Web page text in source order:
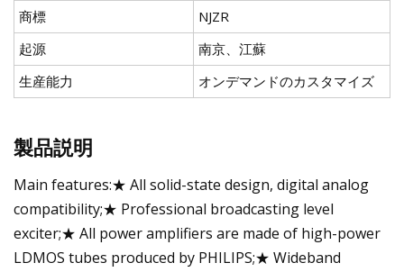
商標
NJZR
起源
南京、江蘇
生産能力
オンデマンドのカスタマイズ
製品説明
Main features:★ All solid-state design, digital analog
compatibility;★ Professional broadcasting level
exciter;★ All power amplifiers are made of high-power
LDMOS tubes produced by PHILIPS;★ Wideband